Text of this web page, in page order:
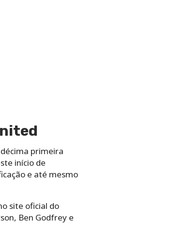
primeira
início de
e até mesmo
site oficial do
Ben Godfrey e